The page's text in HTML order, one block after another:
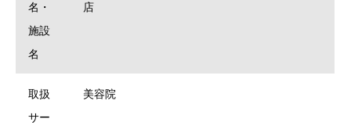
名・
施設
名
店
取扱
サー
美容院